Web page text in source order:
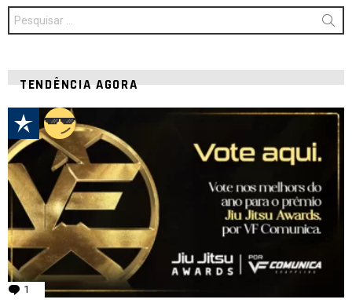
Procurar
por:
TENDÊNCIA AGORA
1 comentário